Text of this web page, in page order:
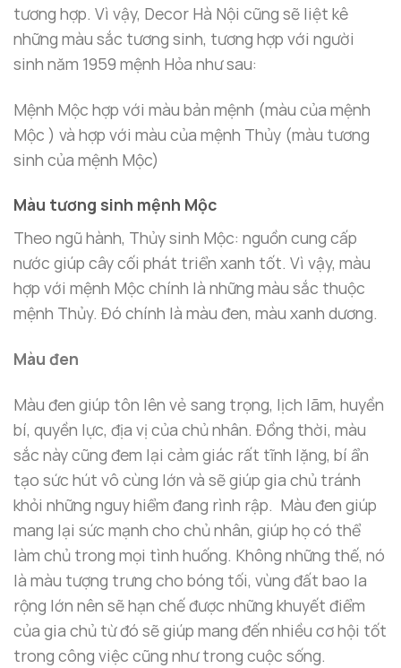
tương hợp. Vì vậy, Decor Hà Nội cũng sẽ liệt kê
những màu sắc tương sinh, tương hợp với người
sinh năm 1959 mệnh Hỏa như sau:
Mệnh Mộc hợp với màu bản mệnh (màu của mệnh
Mộc ) và hợp với màu của mệnh Thủy (màu tương
sinh của mệnh Mộc)
Màu tương sinh mệnh Mộc
Theo ngũ hành, Thủy sinh Mộc: nguồn cung cấp
nước giúp cây cối phát triển xanh tốt. Vì vậy, màu
hợp với mệnh Mộc chính là những màu sắc thuộc
mệnh Thủy. Đó chính là màu đen, màu xanh dương.
Màu đen
Màu đen giúp tôn lên vẻ sang trọng, lịch lãm, huyền
bí, quyền lực, địa vị của chủ nhân. Đồng thời, màu
sắc này cũng đem lại cảm giác rất tĩnh lặng, bí ẩn
tạo sức hút vô cùng lớn và sẽ giúp gia chủ tránh
khỏi những nguy hiểm đang rình rập. Màu đen giúp
mang lại sức mạnh cho chủ nhân, giúp họ có thể
làm chủ trong mọi tình huống. Không những thế, nó
là màu tượng trưng cho bóng tối, vùng đất bao la
rộng lớn nên sẽ hạn chế được những khuyết điểm
của gia chủ từ đó sẽ giúp mang đến nhiều cơ hội tốt
trong công việc cũng như trong cuộc sống.